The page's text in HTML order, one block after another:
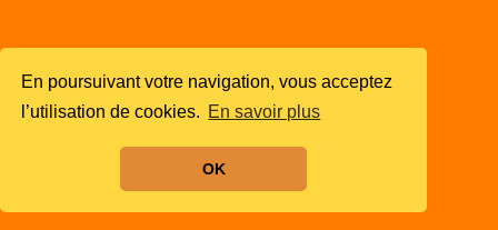
En poursuivant votre navigation, vous acceptez
l’utilisation de cookies. En savoir plus
OK